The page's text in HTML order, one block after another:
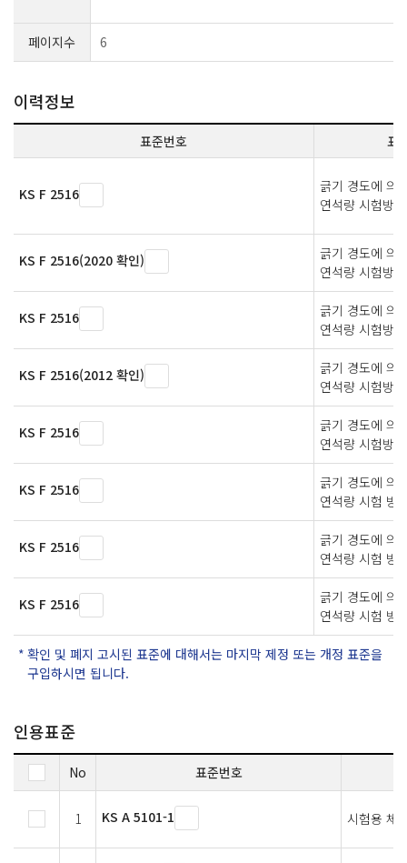
페이지수 6
이력정보
표준번호 표
KS F 2516
긁기 경도에 의
연석량 시험방법
KS F 2516(2020 확인)
긁기 경도에 의
연석량 시험방법
KS F 2516
긁기 경도에 의
연석량 시험방법
KS F 2516(2012 확인)
긁기 경도에 의
연석량 시험방법
KS F 2516
긁기 경도에 의
연석량 시험방법
KS F 2516
긁기 경도에 의
연석량 시험 방
KS F 2516
긁기 경도에 의
연석량 시험 방
KS F 2516
긁기 경도에 의
연석량 시험 방
확인 및 폐지 고시된 표준에 대해서는 마지막 제정 또는 개정 표준을
구입하시면 됩니다.
인용표준
No 표준번호
1 KS A 5101-1 시험용 체